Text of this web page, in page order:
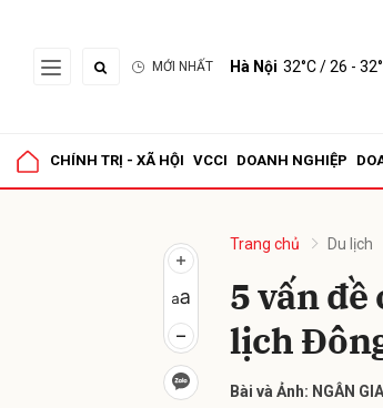
MỚI NHẤT Hà Nội 32°C/ 26 -
CHÍNH TRỊ - XÃ HỘI VCCI DOANH NGHIỆP
Trang chủ Du lịch
5 vấn
lịch
Bài và Ảnh: NGÂN